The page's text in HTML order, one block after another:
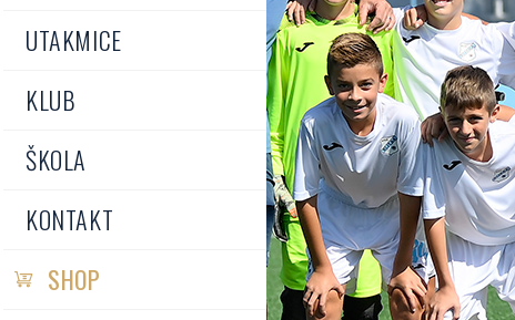
UTAKMICE
KLUB
ŠKOLA
KONTAKT
SHOP